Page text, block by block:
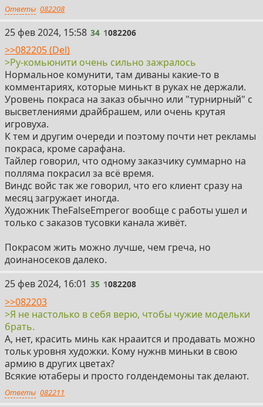
Ответы 082208
34
25 фев 2024, 15:58 34 1082206
>>082205 (Del)
>Ру-комьюнити очень сильно зажралось
Нормальное комунити, там диваны какие-то в
комментариях, которые минькт в руках не держали.
Уровень покраса на заказ обычно или "турнирный" с
высветлениями драйбрашем, или очень крутая
игровуха.
К тем и другим очереди и поэтому почти нет рекламы
покраса, кроме сарафана.
Тайлер говорил, что одному заказчику суммарно на
полляма покрасил за всё время.
Виндс войс так же говорил, что его клиент сразу на
месяц загружает иногда.
Художник TheFalseEmperor вообще с работы ушел и
только с заказов тусовки канала живёт.
Покрасом жить можно лучше, чем греча, но
доинаносеков далеко.
35
25 фев 2024, 16:01 35 1082208
>>082203
>Я не настолько в себя верю, чтобы чужие модельки
брать.
А, нет, красить минь как нрааится и продавать можно
тольк уровня художки. Кому нужнв миньки в свою
армию в других цветах?
Всякие ютаберы и просто голдендемоны так делают.
Ответы 082211